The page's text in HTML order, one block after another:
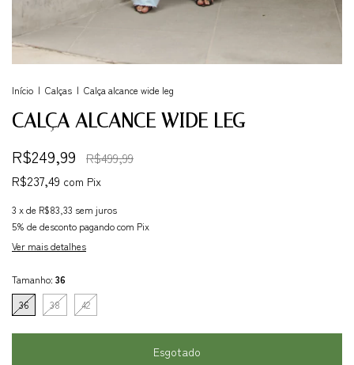
Início | Calças | Calça alcance wide leg
CALÇA ALCANCE WIDE LEG
R$249,99 R$499,99
R$237,49 com Pix
3 x de R$83,33 sem juros
5% de desconto pagando com Pix
Ver mais detalhes
Tamanho: 36
36
38 42